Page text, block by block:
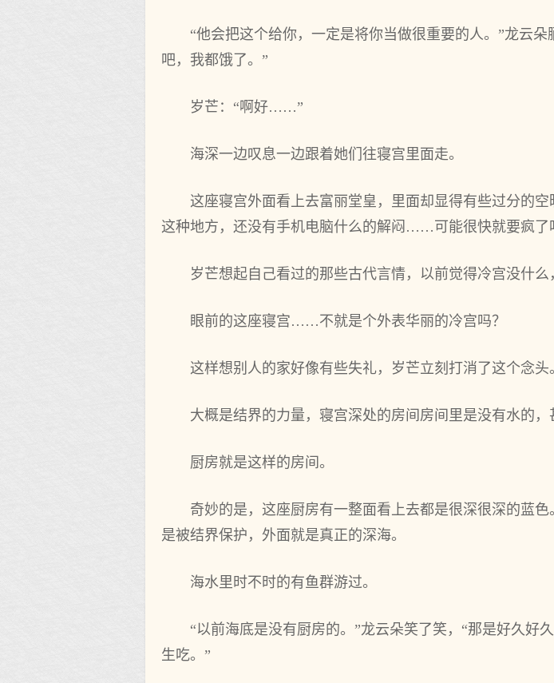
“他会把这个给你，一定是将你当做很重要的人。”龙云
吧，我都饿了。”
岁芒：“啊好……”
海深一边叹息一边跟着她们往寝宫里面走。
这座寝宫外面看上去富丽堂皇，里面却显得有些过分的
这种地方，还没有手机电脑什么的解闷……可能很快就要疯了
岁芒想起自己看过的那些古代言情，以前觉得冷宫没什么
眼前的这座寝宫……不就是个外表华丽的冷宫吗？
这样想别人的家好像有些失礼，岁芒立刻打消了这个念头
大概是结界的力量，寝宫深处的房间房间里是没有水的
厨房就是这样的房间。
奇妙的是，这座厨房有一整面看上去都是很深很深的蓝
是被结界保护，外面就是真正的深海。
海水里时不时的有鱼群游过。
“以前海底是没有厨房的。”龙云朵笑了笑，“那是好久
生吃。”